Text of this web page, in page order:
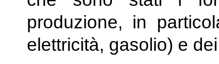
produzione, in
elettricità, gasolio) e